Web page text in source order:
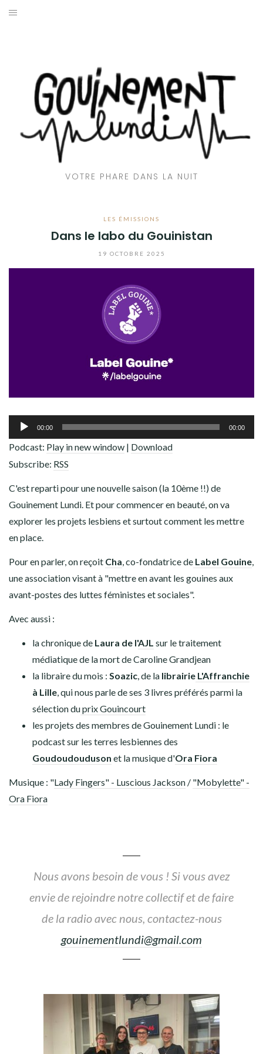
Aller
VOTRE PHARE DANS LA NUIT
LES ÉMISSIONS
Dans le labo du Gouinistan
19 OCTOBRE 2025
Lecteur
audio
00:00 00:00
Podcast: Play in new window | Download
Subscribe: RSS
C'est reparti pour une nouvelle saison (la 10ème !!) de
Gouinement Lundi. Et pour commencer en beauté, on va
explorer les projets lesbiens et surtout comment les mettre
en place.
Pour en parler, on reçoit Cha , co-fondatrice de Label Gouine
une association visant à "mettre en avant les gouines aux
avant-postes des luttes féministes et sociales".
Avec aussi :
la chronique de Laura de l'AJL sur le traitement
médiatique de la mort de Caroline Grandjean
la libraire du mois : Soazic , de la librairie L'Affranchie
à Lille , qui nous parle de ses 3 livres préférés parmi la
sélection duprix Gouincourt
les projets des membres de Gouinement Lundi : le
podcast sur les terres lesbiennes des
Goudoudouduson et la musique d'Ora Fiora
Musique : "Lady Fingers" - Luscious Jackson / "Mobylette" -
Ora Fiora
Nous avons besoin de vous ! Si vous avez
envie de rejoindre notre collectif et de faire
de la radio avec nous, contactez-nous
gouinementlundi@gmail.com
🎶CLUB GOUINE
👅 AVEC LA LANGUE
🌇 REPORTAGES
💬 INTERVIEWS
❤️‍🔥 QUI SOMMES-NOUS ?
ADHÉREZ !